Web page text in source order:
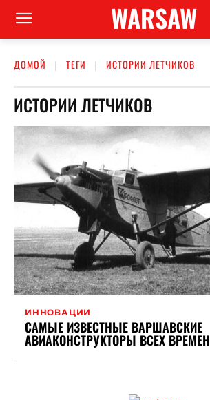
WARSAW
ДОМОЙ ТЕГИ ИСТОРИИ ЛЕТЧИКОВ
ИСТОРИИ ЛЕТЧИКОВ
ИННОВАЦИИ
САМЫЕ ИЗВЕСТНЫЕ ВАРШАВСКИЕ
АВИАКОНСТРУКТОРЫ ВСЕХ ВРЕМЕН